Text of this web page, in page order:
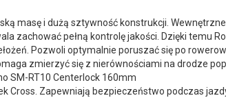
masę i dużą sztywność konstrukcji.
zachować pełną kontrolę jakości. Dzięki temu
Pozwoli optymalnie poruszać się po
zmierzyć się z nierównościami na drodze
SM-RT10 Centerlock 160mm
Zapewniają bezpieczeństwo podczas